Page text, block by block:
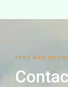
PARA MAS